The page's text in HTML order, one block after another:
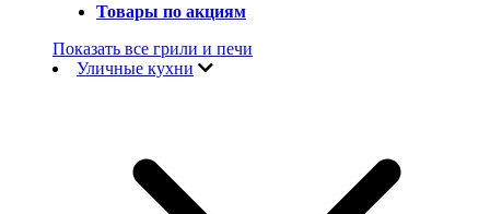
Товары по акциям
Показать все грили и печи
Уличные кухни